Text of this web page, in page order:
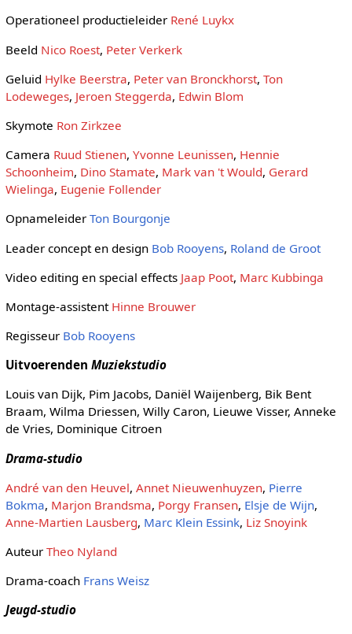
Operationeel productieleider René Luykx
Beeld Nico Roest, Peter Verkerk
Geluid Hylke Beerstra, Peter van Bronckhorst, Ton
Lodeweges, Jeroen Steggerda, Edwin Blom
Skymote Ron Zirkzee
Camera Ruud Stienen, Yvonne Leunissen, Hennie
Schoonheim, Dino Stamate, Mark van 't Would, Gerard
Wielinga, Eugenie Follender
Opnameleider Ton Bourgonje
Leader concept en design Bob Rooyens, Roland de Groot
Video editing en special effects Jaap Poot, Marc Kubbinga
Montage-assistent Hinne Brouwer
Regisseur Bob Rooyens
Uitvoerenden Muziekstudio
Louis van Dijk, Pim Jacobs, Daniël Waijenberg, Bik Bent
Braam, Wilma Driessen, Willy Caron, Lieuwe Visser, Anneke
de Vries, Dominique Citroen
Drama-studio
André van den Heuvel, Annet Nieuwenhuyzen, Pierre
Bokma, Marjon Brandsma, Porgy Fransen, Elsje de Wijn,
Anne-Martien Lausberg, Marc Klein Essink, Liz Snoyink
Auteur Theo Nyland
Drama-coach Frans Weisz
Jeugd-studio